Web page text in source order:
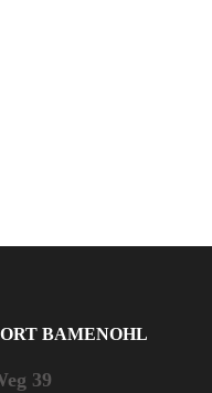
BAMENOHL
39